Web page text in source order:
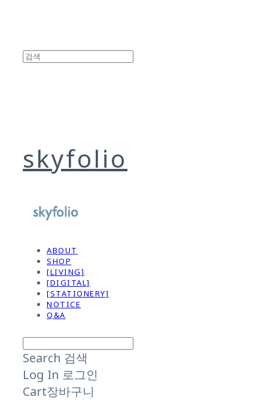
skyfolio
ABOUT
SHOP
[LIVING]
[DIGITAL]
[STATIONERY]
NOTICE
Q&A
Search 검색
Log In 로그인
Cart장바구니